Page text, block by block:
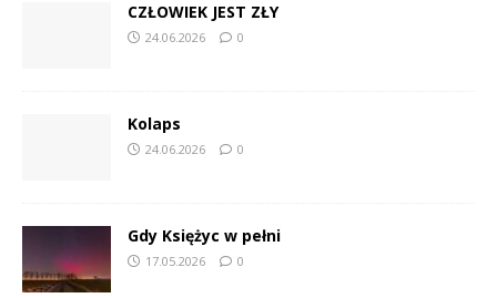
CZŁOWIEK JEST ZŁY
24.06.2026 0
Kolaps
24.06.2026 0
Gdy Księżyc w pełni
17.05.2026 0